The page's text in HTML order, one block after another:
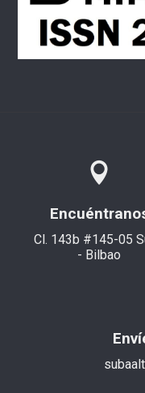
Cl. 143b #145-05
- Bilbao